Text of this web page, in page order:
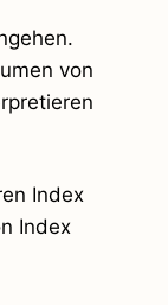
von
Index
Index